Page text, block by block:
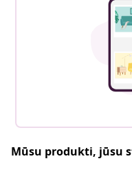
Mūsu produkti, jūsu